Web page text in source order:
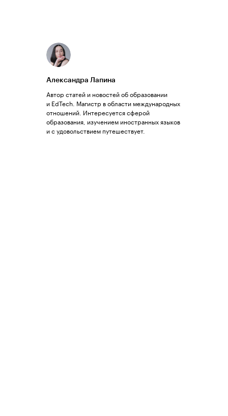
Александра Лапина
Автор статей и новостей об образовании
и EdTech. Магистр в области международных
отношений. Интересуется сферой
образования, изучением иностранных языков
и с удовольствием путешествует.